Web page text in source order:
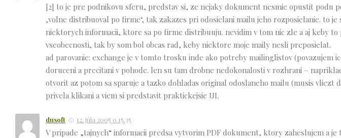
[2] to je pre podnikovu sferu, predstav si, ze nejaky dokument nesmie opustit podu
‚volne distribuoval po firme‘, tak zakazes pri odosielani mailu jeho rozposielanie. to
niektorych informacii, ktore sa po firme distribuuju. nevidim v tom nic zle a aj keby
vseobecnosti, tak by som bol obcas rad, keby niektore moje maily nesli preposielat.
ad parovanie: exchange je v tomto trosku inde ako potreby mailinglistov (povazujem
doruceni a precitani v pohode. len su tam drobne nedokonalosti v rozhrani –
otvorit az potom sa sparuje a tazko dohladas original odoslaneho mailu (musis vliezt
privela klikani a viem si predstavit praktickejsie UI.
dusoft 12. júla 2005 o 15.35
V pripade „tajnych“ informacii predsa vytvorim PDF dokument, ktory zaheslujem a je